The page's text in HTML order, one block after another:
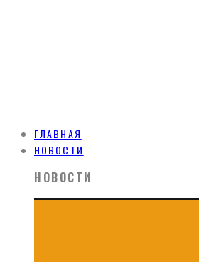
ГЛАВНАЯ
НОВОСТИ
НОВОСТИ